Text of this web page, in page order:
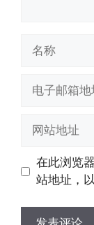
址
址
在此浏览
站地址，